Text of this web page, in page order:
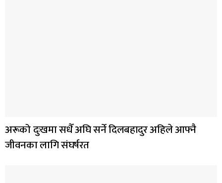
अरूको दुःखमा सधैँ अघि सर्ने दिलबहादुर अहिले आफ्नै
जीवनका लागि संघर्षरत